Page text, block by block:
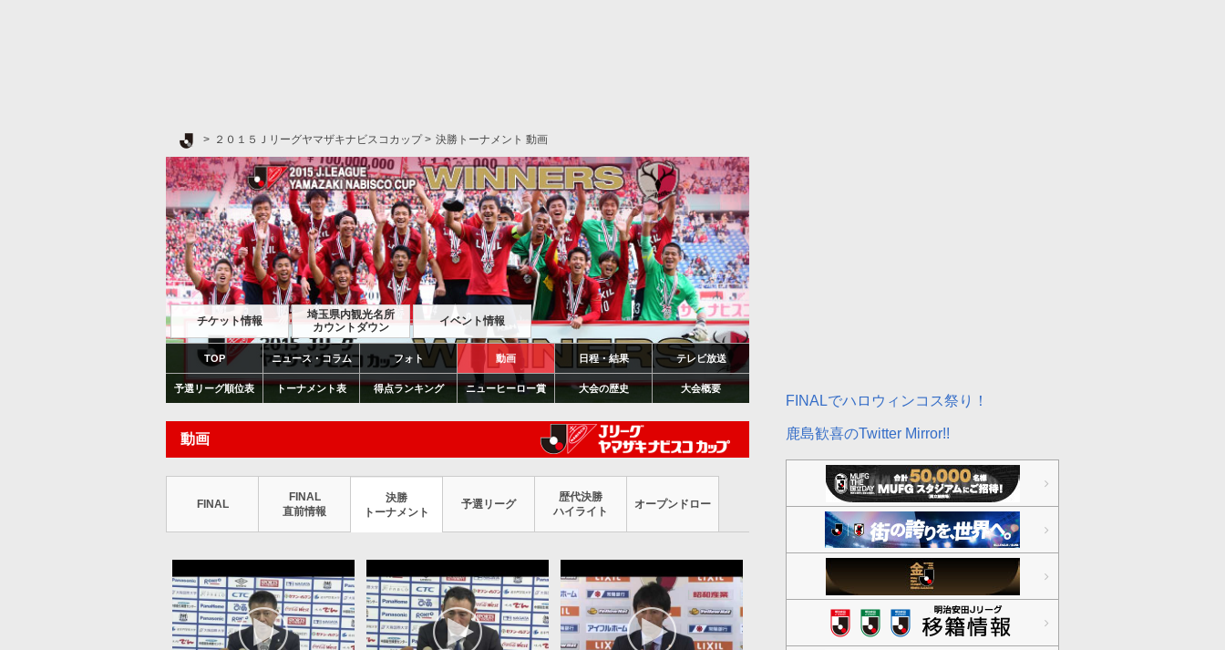
Ｊリーグ TOP
２０１５Ｊリーグヤマザキナビスコカップ 決勝トーナメント 動画
チケット情報
埼玉県内観光名所
カウントダウン
イベント情報
TOP ニュース・コラム フォト 動画 日程・結果 テレビ放送
予選リーグ順位表 トーナメント表 得点ランキング ニューヒーロー賞 大会の歴史 大会概要
動画
FINAL
FINAL
直前情報
決勝
トーナメント
予選リーグ
歴代決勝
ハイライト
オープンドロー
FINALでハロウィンコス祭り！
鹿島歓喜のTwitter Mirror!!